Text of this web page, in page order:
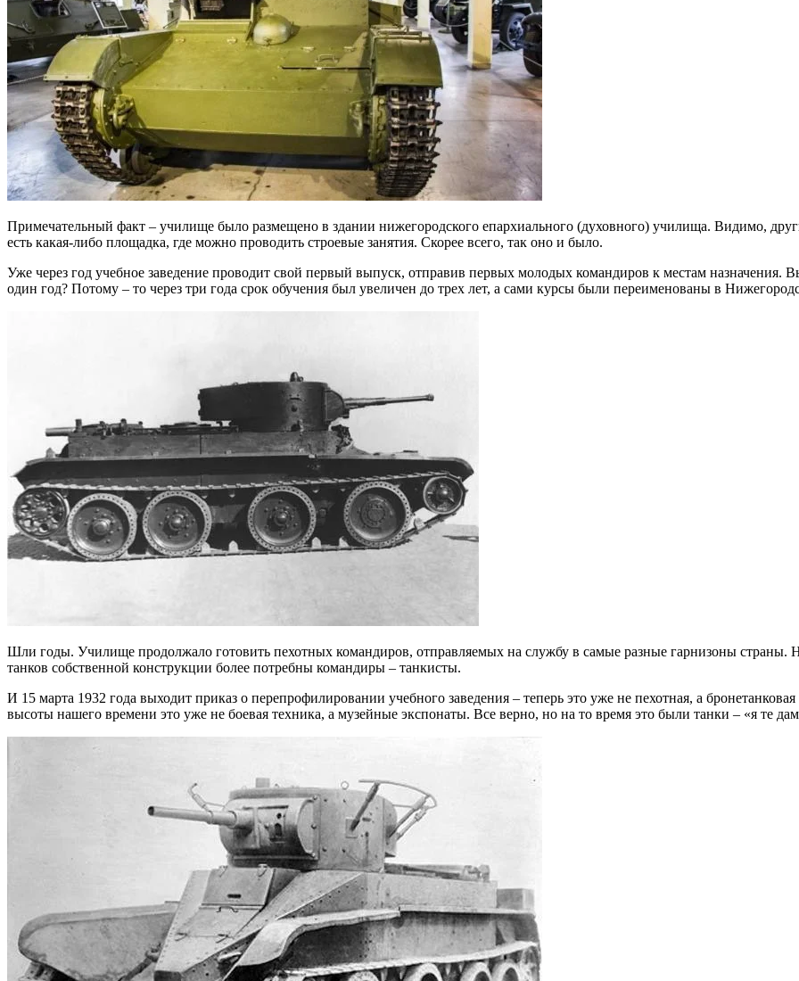
Примечательный факт – училище было размещено в здании нижегородского епархиального (духовного) училища. Видимо,
есть какая-либо площадка, где можно проводить строевые занятия. Скорее всего, так оно и было.
Уже через год учебное заведение проводит свой первый выпуск, отправив первых молодых командиров к местам назначения.
один год? Потому – то через три года срок обучения был увеличен до трех лет, а сами курсы были переименованы в
Шли годы. Училище продолжало готовить пехотных командиров, отправляемых на службу в самые разные гарнизоны страны.
танков собственной конструкции более потребны командиры – танкисты.
И 15 марта 1932 года выходит приказ о перепрофилировании учебного заведения – теперь это уже не пехотная, а
высоты нашего времени это уже не боевая техника, а музейные экспонаты. Все верно, но на то время это были танки – «я те